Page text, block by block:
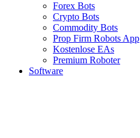
Forex Bots
Crypto Bots
Commodity Bots
Prop Firm Robots App
Kostenlose EAs
Premium Roboter
Software